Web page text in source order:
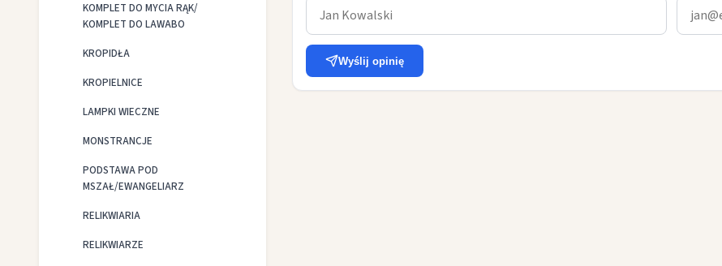
KOMPLET DO MYCIA RĄK/
KOMPLET DO LAWABO
KROPIDŁA
KROPIELNICE
LAMPKI WIECZNE
MONSTRANCJE
PODSTAWA POD
MSZAŁ/EWANGELIARZ
RELIKWIARIA
RELIKWIARZE
Wyślij opinię